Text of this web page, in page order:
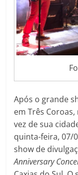
Após o grande
em Três Coroas,
vez de sua
quinta-feira, 07/
show de
Anniversary